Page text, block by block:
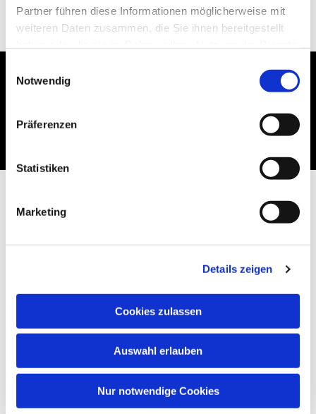
Partner führen diese Informationen möglicherweise mit
weiteren Daten zusammen, die Sie ihnen bereitgestellt
Notwendig
Präferenzen
Statistiken
Marketing
Details zeigen
Cookies zulassen
Auswahl erlauben
Nur notwendige Cookies